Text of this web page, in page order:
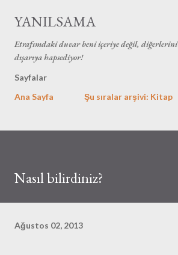
YANILSAMA
Etrafımdaki duvar beni içeriye değil, diğerlerini
dışarıya hapsediyor!
Sayfalar
Ana Sayfa
Şu sıralar arşivi: Kitap
Nasıl bilirdiniz?
Ağustos 02, 2013